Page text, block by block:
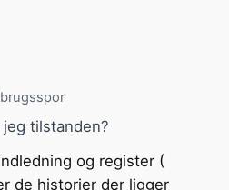
tilstanden?
og register (
de historier der ligger